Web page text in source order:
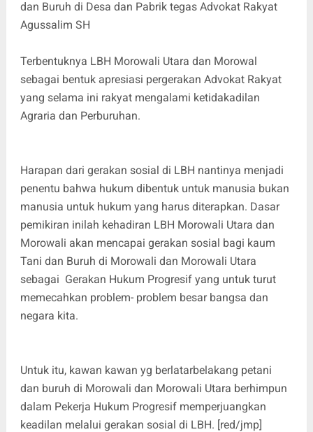
dan Buruh di Desa dan Pabrik tegas Advokat Rakyat
Agussalim SH
Terbentuknya LBH Morowali Utara dan Morowal
sebagai bentuk apresiasi pergerakan Advokat Rakyat
yang selama ini rakyat mengalami ketidakadilan
Agraria dan Perburuhan.
Harapan dari gerakan sosial di LBH nantinya menjadi
penentu bahwa hukum dibentuk untuk manusia bukan
manusia untuk hukum yang harus diterapkan. Dasar
pemikiran inilah kehadiran LBH Morowali Utara dan
Morowali akan mencapai gerakan sosial bagi kaum
Tani dan Buruh di Morowali dan Morowali Utara
sebagai Gerakan Hukum Progresif yang untuk turut
memecahkan problem- problem besar bangsa dan
negara kita.
Untuk itu, kawan kawan yg berlatarbelakang petani
dan buruh di Morowali dan Morowali Utara berhimpun
dalam Pekerja Hukum Progresif memperjuangkan
keadilan melalui gerakan sosial di LBH. [red/jmp]